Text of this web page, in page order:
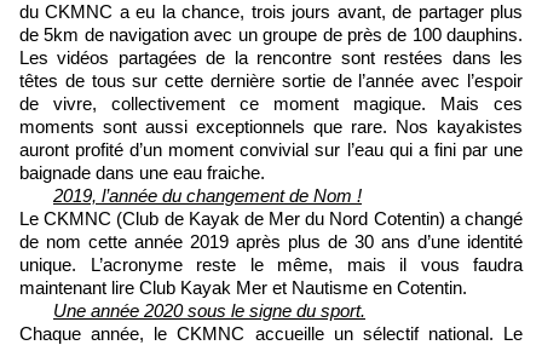
du CKMNC a eu la chance, trois jours avant, de partager plus
de 5km de navigation avec un groupe de près de 100 dauphins.
Les vidéos partagées de la rencontre sont restées dans les
têtes de tous sur cette dernière sortie de l’année avec l’espoir
de vivre, collectivement ce moment magique. Mais ces
moments sont aussi exceptionnels que rare. Nos kayakistes
auront profité d’un moment convivial sur l’eau qui a fini par une
baignade dans une eau fraiche.
2019, l’année du changement de Nom !
Le CKMNC (Club de Kayak de Mer du Nord Cotentin) a changé
de nom cette année 2019 après plus de 30 ans d’une identité
unique. L’acronyme reste le même, mais il vous faudra
maintenant lire Club Kayak Mer et Nautisme en Cotentin.
Une année 2020 sous le signe du sport.
Chaque année, le CKMNC accueille un sélectif national. Le